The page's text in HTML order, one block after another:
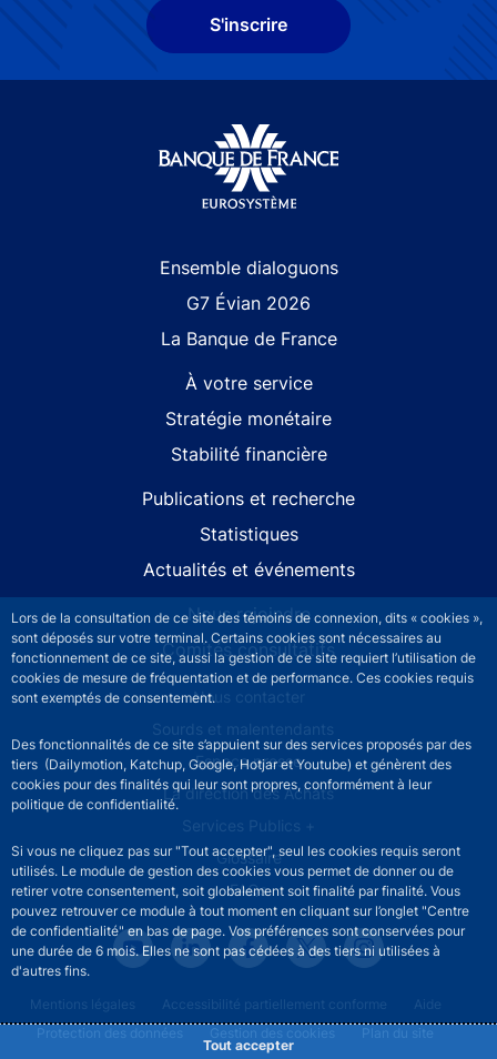
Lors de la consultation de ce site des témoins de connexion, dits « cookies »,
sont déposés sur votre terminal. Certains cookies sont nécessaires au
fonctionnement de ce site, aussi la gestion de ce site requiert l’utilisation de
cookies de mesure de fréquentation et de performance. Ces cookies requis
sont exemptés de consentement.
Des fonctionnalités de ce site s’appuient sur des services proposés par des
tiers (Dailymotion, Katchup, Google, Hotjar et Youtube) et génèrent des
cookies pour des finalités qui leur sont propres, conformément à leur
politique de confidentialité.
Si vous ne cliquez pas sur "Tout accepter", seul les cookies requis seront
utilisés. Le module de gestion des cookies vous permet de donner ou de
retirer votre consentement, soit globalement soit finalité par finalité. Vous
pouvez retrouver ce module à tout moment en cliquant sur l’onglet "Centre
de confidentialité" en bas de page. Vos préférences sont conservées pour
une durée de 6 mois. Elles ne sont pas cédées à des tiers ni utilisées à
d'autres fins.
Tout accepter
S'inscrire
Ensemble dialoguons
G7 Évian 2026
La Banque de France
À votre service
Stratégie monétaire
Stabilité financière
Publications et recherche
Statistiques
Actualités et événements
Nous rejoindre
Comités consultatifs
Footer secondary menuNous contacter
Sourds et malentendants
Espace presse
La direction des Achats
Services Publics +
Glossaire
FAQs
Footer legal notice menu
Mentions légales Accessibilité partiellement conforme
Aide
Protection des données
Gestion des cookies Plan du site